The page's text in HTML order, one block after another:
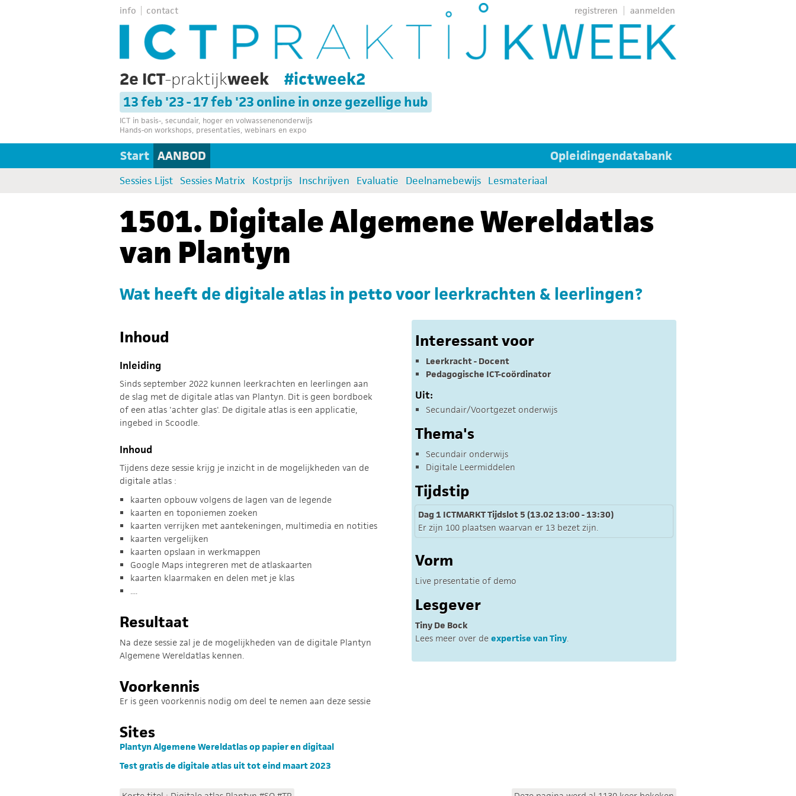
info contact aanmelden
registreren
2e ICT-praktijkweek #ictweek2
13 feb '23 - 17 feb '23 online in onze gezellige hub
ICT in basis-, secundair, hoger en volwassenenonderwijs
Hands-on workshops, presentaties, webinars en expo
Start AANBOD Opleidingendatabank
Sessies Lijst Sessies Matrix Kostprijs Inschrijven Evaluatie Deelnamebewijs Lesmateriaal
1501. Digitale Algemene Wereldatlas
van Plantyn
Wat heeft de digitale atlas in petto voor leerkrachten & leerlingen?
Inhoud
Inleiding
Sinds september 2022 kunnen leerkrachten en leerlingen aan
de slag met de digitale atlas van Plantyn. Dit is geen bordboek
of een atlas 'achter glas'. De digitale atlas is een applicatie,
ingebed in Scoodle.
Inhoud
Tijdens deze sessie krijg je inzicht in de mogelijkheden van de
digitale atlas :
kaarten opbouw volgens de lagen van de legende
kaarten en toponiemen zoeken
kaarten verrijken met aantekeningen, multimedia en notities
kaarten vergelijken
kaarten opslaan in werkmappen
Google Maps integreren met de atlaskaarten
kaarten klaarmaken en delen met je klas
....
Resultaat
Na deze sessie zal je de mogelijkheden van de digitale Plantyn
Algemene Wereldatlas kennen.
Voorkennis
Er is geen voorkennis nodig om deel te nemen aan deze sessie
Sites
Plantyn Algemene Wereldatlas op papier en digitaal
Test gratis de digitale atlas uit tot eind maart 2023
Interessant voor
Leerkracht - Docent
Pedagogische ICT-coördinator
Uit:
Secundair/Voortgezet onderwijs
Thema's
Secundair onderwijs
Digitale Leermiddelen
Tijdstip
Dag 1 ICTMARKT Tijdslot 5 (13.02 13:00 - 13:30)
Er zijn 100 plaatsen waarvan er 13 bezet zijn.
Vorm
Live presentatie of demo
Lesgever
Tiny De Bock
Lees meer over de expertise van Tiny.